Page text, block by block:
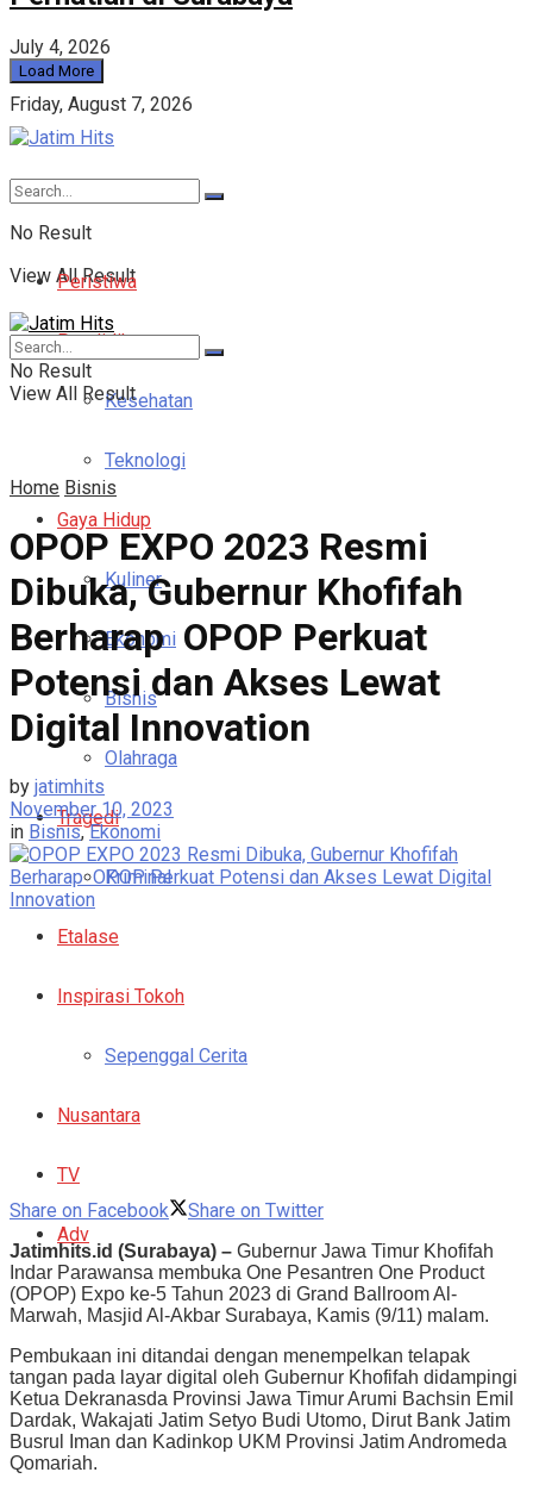
July 4, 2026
Load More
Friday, August 7, 2026
No Result
View All Result
Peristiwa
Pendidikan
Kesehatan
Teknologi
Gaya Hidup
Kuliner
Ekonomi
Bisnis
Olahraga
Tragedi
Kriminal
Etalase
Inspirasi Tokoh
Sepenggal Cerita
Nusantara
TV
Adv
No Result
View All Result
Home Bisnis
OPOP EXPO 2023 Resmi
Dibuka, Gubernur Khofifah
Berharap OPOP Perkuat
Potensi dan Akses Lewat
Digital Innovation
by jatimhits
November 10, 2023
in Bisnis,Ekonomi
Share on Facebook Share on Twitter
Jatimhits.id (Surabaya) – Gubernur Jawa Timur Khofifah
Indar Parawansa membuka One Pesantren One Product
(OPOP) Expo ke-5 Tahun 2023 di Grand Ballroom Al-
Marwah, Masjid Al-Akbar Surabaya, Kamis (9/11) malam.
Pembukaan ini ditandai dengan menempelkan telapak
tangan pada layar digital oleh Gubernur Khofifah didampingi
Ketua Dekranasda Provinsi Jawa Timur Arumi Bachsin Emil
Dardak, Wakajati Jatim Setyo Budi Utomo, Dirut Bank Jatim
Busrul Iman dan Kadinkop UKM Provinsi Jatim Andromeda
Qomariah.